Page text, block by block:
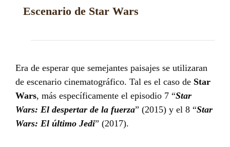
Escenario de Star Wars
Era de esperar que semejantes paisajes se utilizaran
de escenario cinematográfico. Tal es el caso de Star
Wars, más específicamente el episodio 7 “Star
Wars: El despertar de la fuerza” (2015) y el 8 “Star
Wars: El último Jedi” (2017).